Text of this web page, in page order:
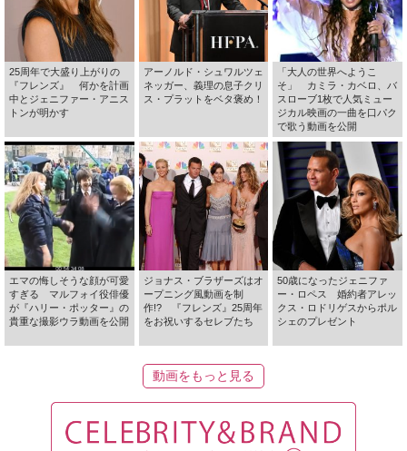
25周年で大盛り上がりの
『フレンズ』 何かを計画
中とジェニファー・アニス
トンが明かす
アーノルド・シュワルツェ
ネッガー、義理の息子クリ
ス・プラットをベタ褒め！
「大人の世界へようこ
そ」 カミラ・カベロ、バ
スローブ1枚で人気ミュー
ジカル映画の一曲を口パク
で歌う動画を公開
エマの悔しそうな顔が可愛
すぎる マルフォイ役俳優
が『ハリー・ポッター』の
貴重な撮影ウラ動画を公開
ジョナス・ブラザーズはオ
ープニング風動画を制
作!? 『フレンズ』25周年
をお祝いするセレブたち
50歳になったジェニファ
ー・ロペス 婚約者アレッ
クス・ロドリゲスからポル
シェのプレゼント
動画をもっと見る